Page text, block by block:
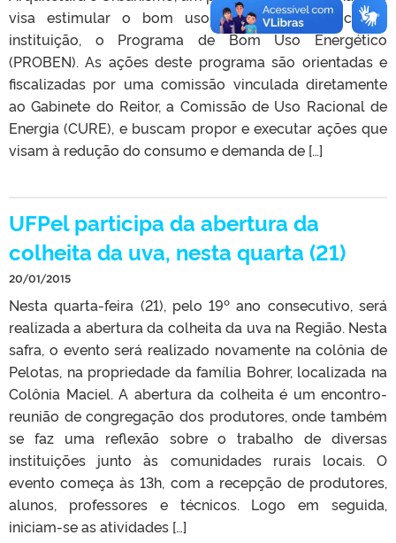
visa estimular o bom uso de energia elétrica na
instituição, o Programa de Bom Uso Energético
(PROBEN). As ações deste programa são orientadas e
fiscalizadas por uma comissão vinculada diretamente
ao Gabinete do Reitor, a Comissão de Uso Racional de
Energia (CURE), e buscam propor e executar ações que
visam à redução do consumo e demanda de […]
UFPel participa da abertura da
colheita da uva, nesta quarta (21)
20/01/2015
Nesta quarta-feira (21), pelo 19º ano consecutivo, será
realizada a abertura da colheita da uva na Região. Nesta
safra, o evento será realizado novamente na colônia de
Pelotas, na propriedade da família Bohrer, localizada na
Colônia Maciel. A abertura da colheita é um encontro-
reunião de congregação dos produtores, onde também
se faz uma reflexão sobre o trabalho de diversas
instituições junto às comunidades rurais locais. O
evento começa às 13h, com a recepção de produtores,
alunos, professores e técnicos. Logo em seguida,
iniciam-se as atividades […]